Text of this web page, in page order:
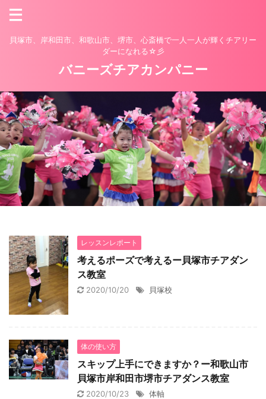
貝塚市、岸和田市、和歌山市、堺市、心斎橋で一人一人が輝くチアリー
ダーになれる☆彡
バニーズチアカンパニー
レッスンレポート
考えるポーズで考えるー貝塚市チアダン
ス教室
2020/10/20 貝塚校
体の使い方
スキップ上手にできますか？ー和歌山市
貝塚市岸和田市堺市チアダンス教室
2020/10/23 体軸